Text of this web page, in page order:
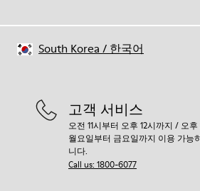
고객 서비스
오전 11시부터 오후 12시까지 / 오
월요일부터 금요일까지 이용 가능
니다.
Call us: 1800-6077
South Korea / 한국어